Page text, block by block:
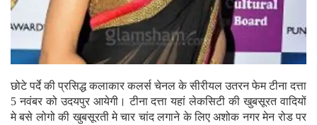
छोटे पर्दे की प्रसिद्ध कलाकार कलर्स चेनल के सीरीयल उतरन फेम टीना दत्ता
5 नवंबर को उदयपुर आयेगी। टीना दत्ता यहां लेकसिटी की खुबसूरत वादियों
मे बसे लोगो की खुबसूरती मे चार चांद लगाने के लिए अशोक नगर मेन रोड पर